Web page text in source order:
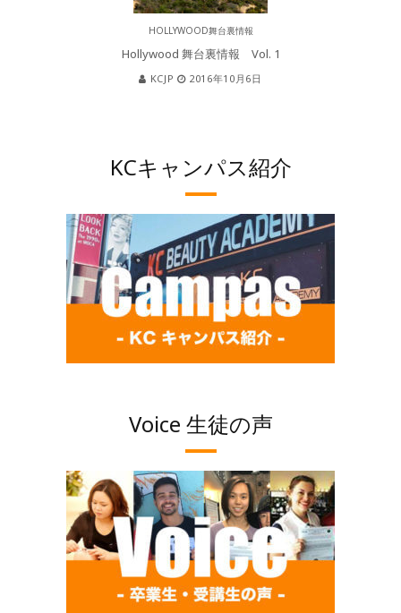
HOLLYWOOD舞台裏情報
Hollywood 舞台裏情報 Vol. 1
KCJP 2016年10月6日
KCキャンパス紹介
Voice 生徒の声